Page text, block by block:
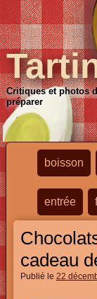
Critiques et photos
préparer
boisson
entrée
cadeau
Publié le 22